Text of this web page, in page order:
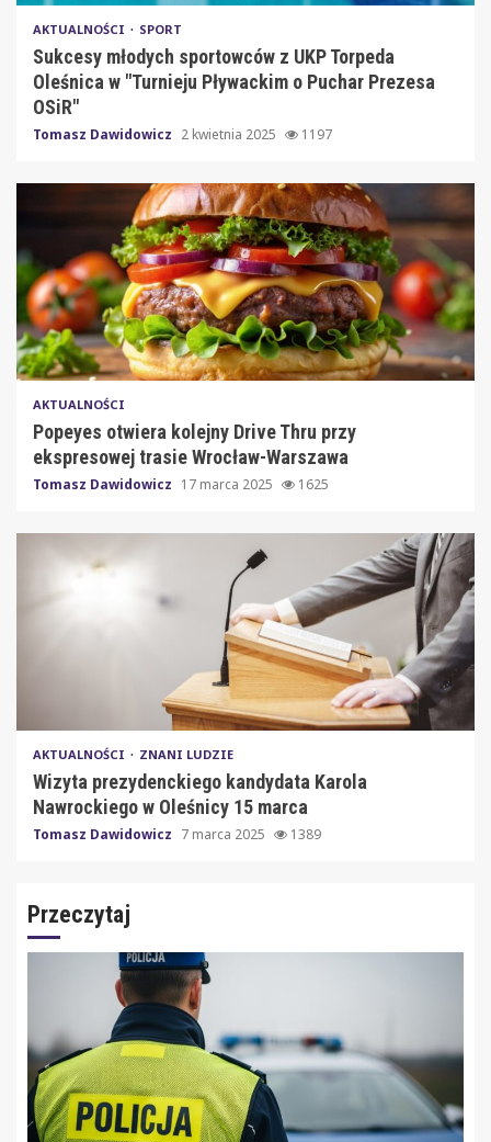
AKTUALNOŚCI SPORT
Sukcesy młodych sportowców z UKP Torpeda
Oleśnica w "Turnieju Pływackim o Puchar Prezesa
OSiR"
Tomasz Dawidowicz 2 kwietnia 2025 1197
AKTUALNOŚCI
Popeyes otwiera kolejny Drive Thru przy
ekspresowej trasie Wrocław-Warszawa
Tomasz Dawidowicz 17 marca 2025 1625
AKTUALNOŚCI ZNANI LUDZIE
Wizyta prezydenckiego kandydata Karola
Nawrockiego w Oleśnicy 15 marca
Tomasz Dawidowicz 7 marca 2025 1389
Przeczytaj